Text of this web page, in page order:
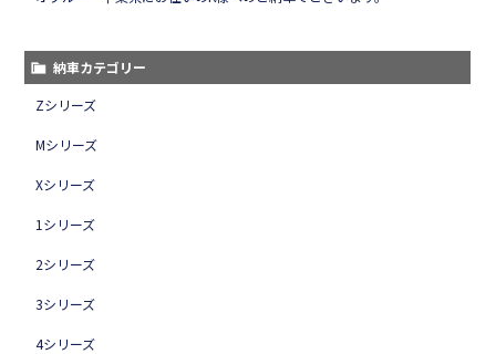
納車カテゴリー
Zシリーズ
Mシリーズ
Xシリーズ
1シリーズ
2シリーズ
3シリーズ
4シリーズ